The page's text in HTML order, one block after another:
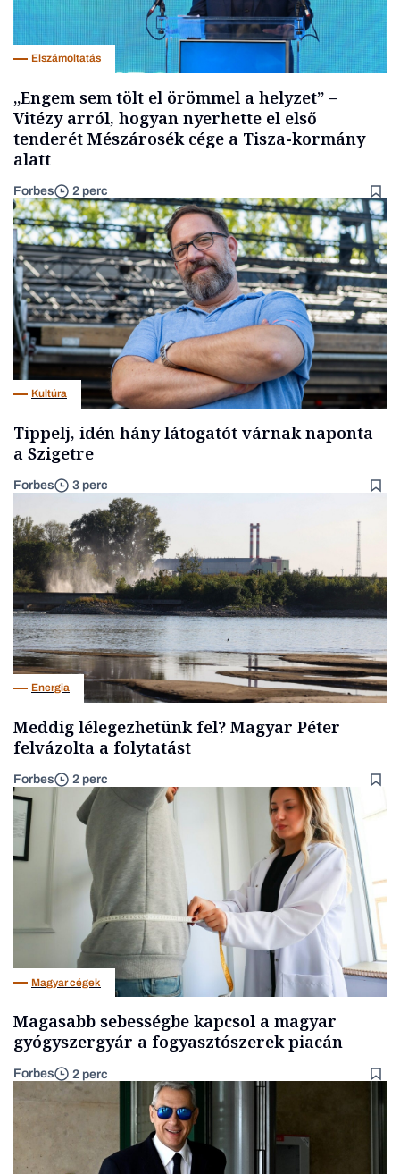
Elszámoltatás
„Engem sem tölt el örömmel a helyzet” –
Vitézy arról, hogyan nyerhette el első
tenderét Mészárosék cége a Tisza-kormány
alatt
Forbes 2 perc
Kultúra
Tippelj, idén hány látogatót várnak naponta
a Szigetre
Forbes 3 perc
Energia
Meddig lélegezhetünk fel? Magyar Péter
felvázolta a folytatást
Forbes 2 perc
Magyar cégek
Magasabb sebességbe kapcsol a magyar
gyógyszergyár a fogyasztószerek piacán
Forbes 2 perc